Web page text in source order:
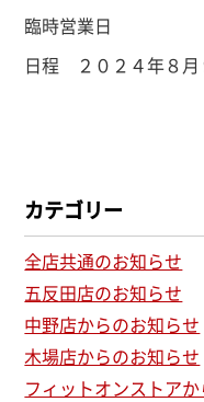
臨時営業日
日程 ２０２４年８月
カテゴリー
全店共通のお知らせ
五反田店のお知らせ
中野店からのお知らせ
木場店からのお知らせ
フィットオンストア